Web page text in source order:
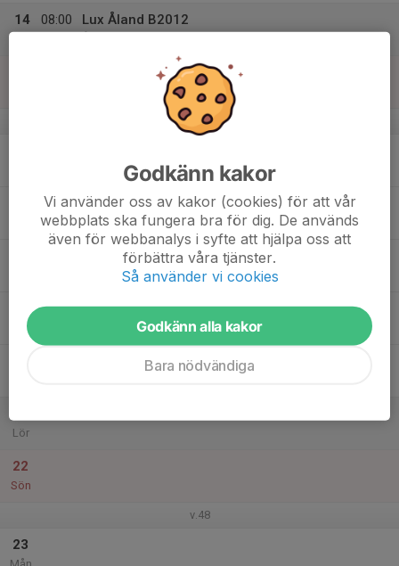
14
08:00
Lux Åland B2012
Lux Åland B2012
v.47
18:30
20:00
Fotbollsträning
Skytteholms IP B
Fotbollsträning
Järvastadens IP A
Tor
Fotbollsträning
Lör
22
Sön
v.48
23
Godkänn kakor
Vi använder oss av kakor (cookies) för att vår
webbplats ska fungera bra för dig. De används
även för webbanalys i syfte att hjälpa oss att
förbättra våra tjänster.
Så använder vi cookies
Godkänn alla kakor
Bara nödvändiga